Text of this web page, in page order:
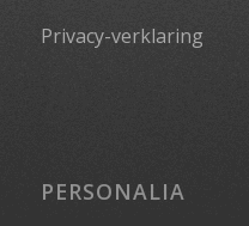
Privacy-verklaring
PERSONALIA